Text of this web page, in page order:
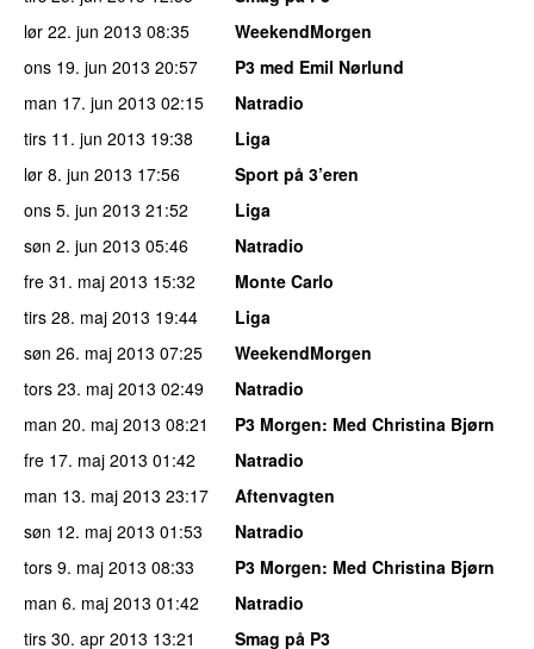
lør 22. jun 2013 08:35
WeekendMorgen
ons 19. jun 2013 20:57
P3 med Emil Nørlund
man 17. jun 2013 02:15
Natradio
tirs 11. jun 2013 19:38
Liga
lør 8. jun 2013 17:56
Sport på 3’eren
ons 5. jun 2013 21:52
Liga
søn 2. jun 2013 05:46
Natradio
fre 31. maj 2013 15:32
Monte Carlo
tirs 28. maj 2013 19:44
Liga
søn 26. maj 2013 07:25
WeekendMorgen
tors 23. maj 2013 02:49
Natradio
man 20. maj 2013 08:21 P3 Morgen: Med Christina Bjørn
fre 17. maj 2013 01:42
Natradio
man 13. maj 2013 23:17
Aftenvagten
søn 12. maj 2013 01:53
Natradio
tors 9. maj 2013 08:33 P3 Morgen: Med Christina Bjørn
man 6. maj 2013 01:42
Natradio
tirs 30. apr 2013 13:21 Smag på P3